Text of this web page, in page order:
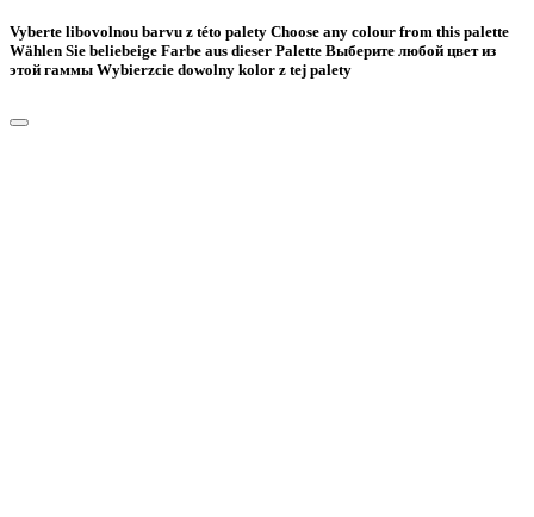
Vyberte libovolnou barvu z této palety Choose any colour from this palette
Wählen Sie beliebeige Farbe aus dieser Palette Bыберите любой цвет из
этой гаммы Wybierzcie dowolny kolor z tej palety